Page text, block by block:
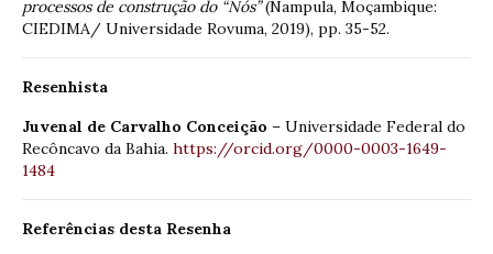
processos de construção do “Nós”(Nampula, Moçambique:
CIEDIMA/ Universidade Rovuma, 2019), pp. 35-52.
Resenhista
Juvenal de Carvalho Conceição – Universidade Federal do
Recôncavo da Bahia. https://orcid.org/0000-0003-1649-
1484
Referências desta Resenha